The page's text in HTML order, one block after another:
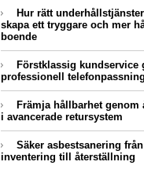
Hur rätt
skapa ett tryggare och mer
boende
Förstklassig kundservice
professionell telefonpassning
Främja hållbarhet genom
i avancerade retursystem
Säker asbestsanering från
inventering till återställning